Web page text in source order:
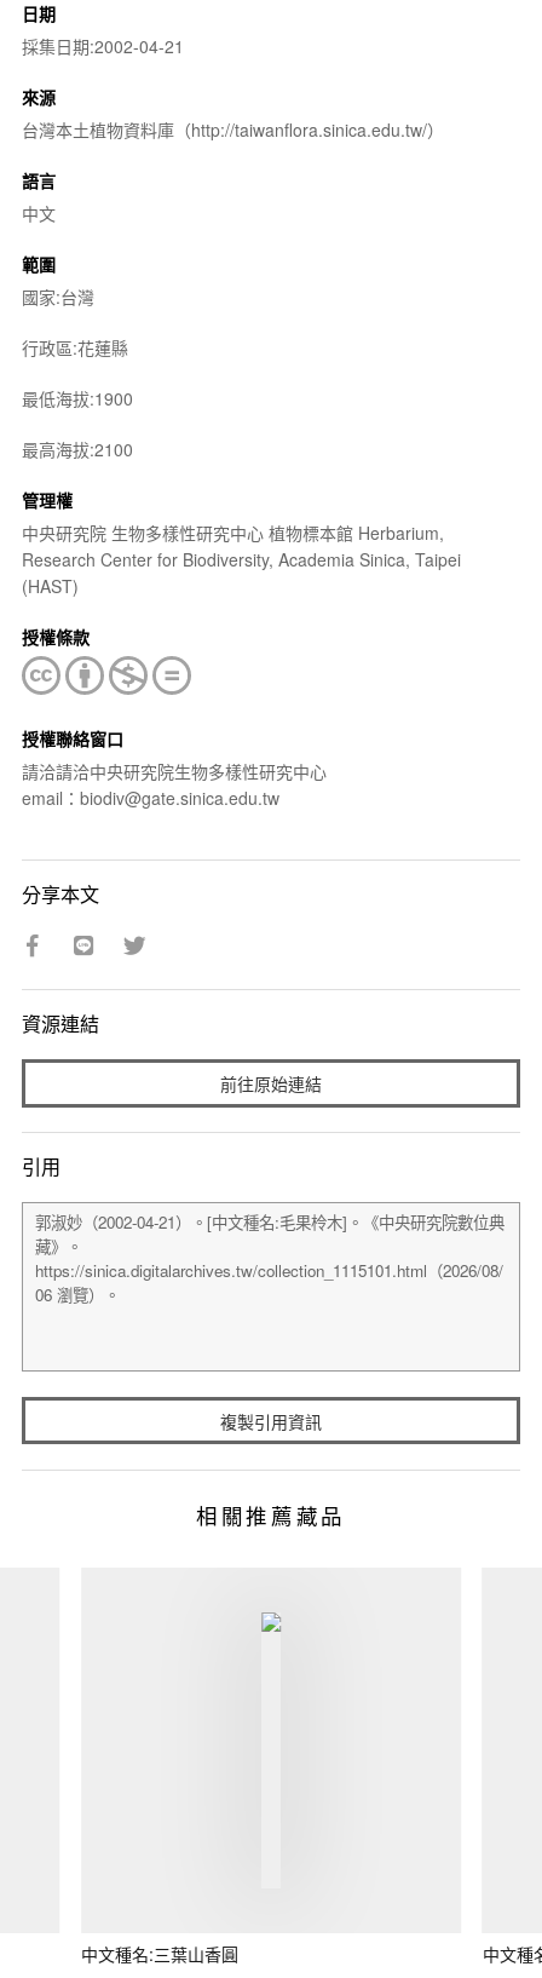
日期
採集日期:2002-04-21
來源
台灣本土植物資料庫（http://taiwanflora.sinica.edu.tw/）
語言
中文
範圍
國家:台灣
行政區:花蓮縣
最低海拔:1900
最高海拔:2100
管理權
中央研究院 生物多樣性研究中心 植物標本館 Herbarium,
Research Center for Biodiversity, Academia Sinica, Taipei
(HAST)
授權條款
授權聯絡窗口
請洽請洽中央研究院生物多樣性研究中心
email：biodiv@gate.sinica.edu.tw
分享本文
資源連結
前往原始連結
引用
複製引用資訊
相關推薦藏品
中文種名:三葉山香圓 中文種